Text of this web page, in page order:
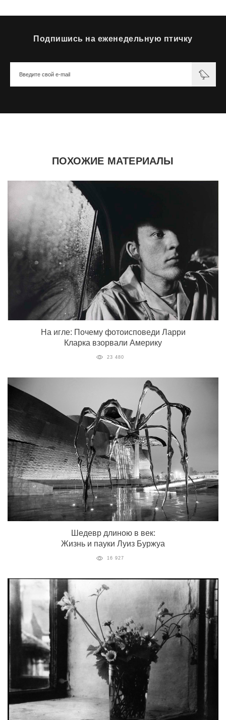
Подпишись на еженедельную птичку
ПОХОЖИЕ МАТЕРИАЛЫ
На игле: Почему фотоисповеди Ларри
Кларка взорвали Америку
23 480
Шедевр длиною в век:
Жизнь и пауки Луиз Буржуа
16 927